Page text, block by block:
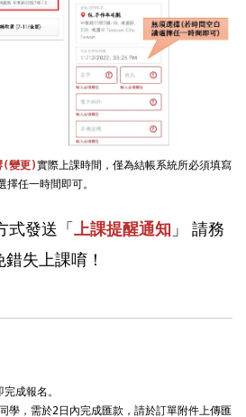
(變更)實際上課時間，僅為結帳系統所必須填寫
任一時間即可。
式發送「 上課提醒通知 」 請務
失上課唷！
成報名。
學，需於2日內完成匯款，請於訂單附件上傳匯